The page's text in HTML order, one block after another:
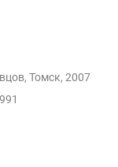
Томск, 2007